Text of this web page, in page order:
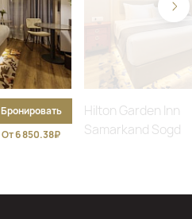
Бронировать
От 6 850.38₽
Hilton Garden Inn
Samarkand Sogd